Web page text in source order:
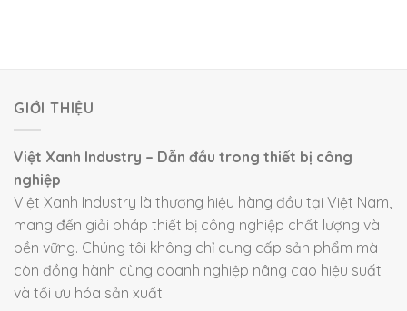
GIỚI THIỆU
Việt Xanh Industry – Dẫn đầu trong thiết bị công
nghiệp
Việt Xanh Industry là thương hiệu hàng đầu tại Việt Nam,
mang đến giải pháp thiết bị công nghiệp chất lượng và
bền vững. Chúng tôi không chỉ cung cấp sản phẩm mà
còn đồng hành cùng doanh nghiệp nâng cao hiệu suất
và tối ưu hóa sản xuất.